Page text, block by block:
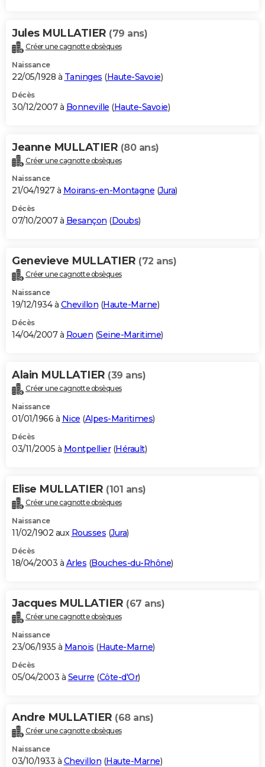
Jules MULLATIER (79 ans)
Créer une cagnotte obsèques
Naissance
22/05/1928 à Taninges (Haute-Savoie)
Décès
30/12/2007 à Bonneville (Haute-Savoie)
Jeanne MULLATIER (80 ans)
Créer une cagnotte obsèques
Naissance
21/04/1927 à Moirans-en-Montagne (Jura)
Décès
07/10/2007 à Besançon (Doubs)
Genevieve MULLATIER (72 ans)
Créer une cagnotte obsèques
Naissance
19/12/1934 à Chevillon (Haute-Marne)
Décès
14/04/2007 à Rouen (Seine-Maritime)
Alain MULLATIER (39 ans)
Créer une cagnotte obsèques
Naissance
01/01/1966 à Nice (Alpes-Maritimes)
Décès
03/11/2005 à Montpellier(Hérault)
Elise MULLATIER (101 ans)
Créer une cagnotte obsèques
Naissance
11/02/1902 aux Rousses (Jura)
Décès
18/04/2003 à Arles (Bouches-du-Rhône)
Jacques MULLATIER (67 ans)
Créer une cagnotte obsèques
Naissance
23/06/1935 à Manois (Haute-Marne)
Décès
05/04/2003 à Seurre (Côte-d'Or)
Andre MULLATIER (68 ans)
Créer une cagnotte obsèques
Naissance
03/10/1933 à Chevillon (Haute-Marne)